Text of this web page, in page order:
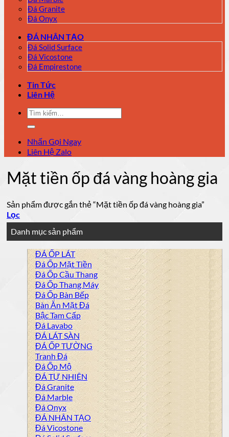
Đá Granite
Đá Onyx
ĐÁ NHÂN TẠO
Đá Solid Surface
Đá Vicostone
Đá Empirestone
Tin Tức
Liên Hệ
Tìm
kiếm:
Nhấn Gọi Ngay
Liên Hệ Zalo
Mặt tiền ốp đá vàng hoàng gia
Sản phẩm được gắn thẻ “Mặt tiền ốp đá vàng hoàng gia”
Lọc
Danh mục sản phẩm
ĐÁ ỐP LÁT
Đá Ốp Mặt Tiền
Đá Ốp Cầu Thang
Đá Ốp Thang Máy
Đá Ốp Bàn Bếp
Bàn Ăn Mặt Đá
Bậc Tam Cấp
Đá Lavabo
ĐÁ LÁT SÀN
ĐÁ ỐP TƯỜNG
Tranh Đá
Đá Ốp Mộ
ĐÁ TỰ NHIÊN
Đá Granite
Đá Marble
Đá Onyx
ĐÁ NHÂN TẠO
Đá Vicostone